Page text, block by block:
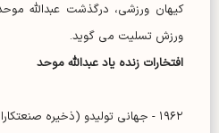
کیهان ورزشی، درگذشت عبدالله
ورزش تسلیت می گوید.
افتخارات زنده یاد عبدالله موحد
۱۹۶۲ - جهانی تولیدو (ذخیره صنعتکاران) - ۷۰ کیلو گرم